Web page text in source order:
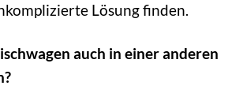
Lösung finden.
auch in einer anderen